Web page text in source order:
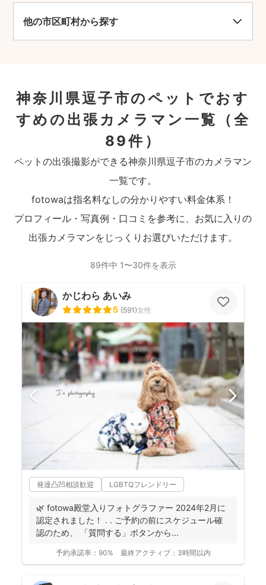
他の市区町村から探す
神奈川県逗子市のペットでおす
すめの出張カメラマン一覧
（全
89件）
ペットの出張撮影ができる神奈川県逗子市のカメラマン
一覧です。
fotowaは指名料なしの分かりやすい料金体系！
プロフィール・写真例・口コミを参考に、お気に入りの
出張カメラマンをじっくりお選びいただけます。
89件中 1〜30件を表示
かじわら あいみ
5 (591)女性
発達凸凹相談歓迎 LGBTQフレンドリー
🌿 fotowa殿堂入りフォトグラファー 2024年2月に
認定されました！ . . ご予約の前にスケジュール確
認のため、 「質問する」ボタンから...
予約承諾率： 90% 最終アクティブ： 3時間以内